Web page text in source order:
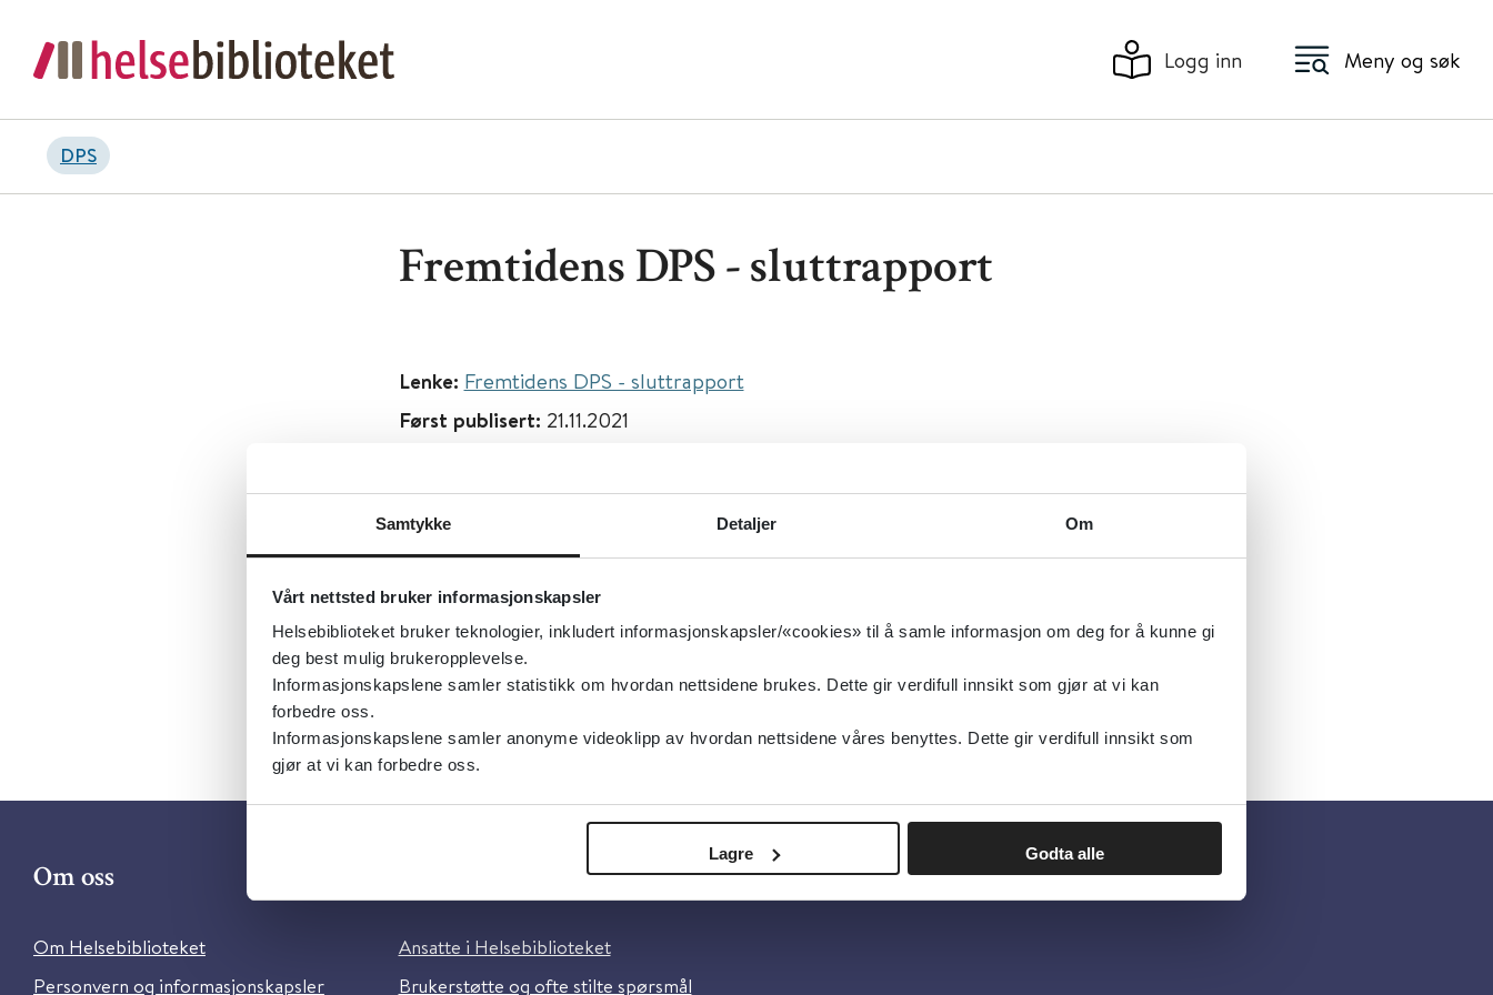
Samtykke Detaljer Om
Vårt nettsted bruker informasjonskapsler
Helsebiblioteket bruker teknologier, inkludert informasjonskapsler/«cookies» til å samle informasjon om deg for å kunne gi
deg best mulig brukeropplevelse.
Informasjonskapslene samler statistikk om hvordan nettsidene brukes. Dette gir verdifull innsikt som gjør at vi kan
forbedre oss.
Informasjonskapslene samler anonyme videoklipp av hvordan nettsidene våres benyttes. Dette gir verdifull innsikt som
gjør at vi kan forbedre oss.
Lagre Godta alle
Logg inn Meny og søk
DPS
Fremtidens DPS - sluttrapport
Lenke: Fremtidens DPS - sluttrapport
Først publisert: 21.11.2021
Emner:Organisering
Dokumenttype:
Norsk
Om oss
Om Helsebiblioteket
Personvern og informasjonskapsler
Ansatte i Helsebiblioteket
Brukerstøtte og ofte stilte spørsmål